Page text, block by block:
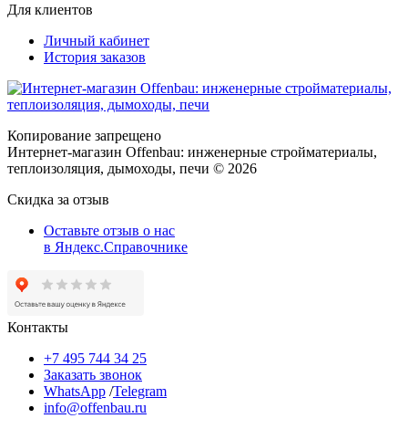
Для клиентов
Личный кабинет
История заказов
Копирование запрещено
Интернет-магазин Offenbau: инженерные стройматериалы,
теплоизоляция, дымоходы, печи © 2026
Скидка за отзыв
Оставьте отзыв о нас
в Яндекс.Справочнике
Контакты
+7 495 744 34 25
Заказать звонок
WhatsApp /Telegram
info@offenbau.ru